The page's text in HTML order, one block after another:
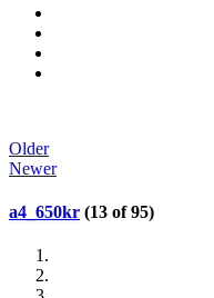
Older
Newer
a4_650kr (13 of 95)